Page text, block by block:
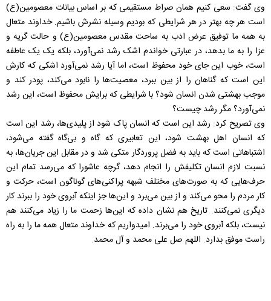
وی گفت: سعی کنیم همان صراط مستقیمی که بر اساس بیانات معصومین(ع)
است هر چه بهتر در هر شرایطی که بودیم وسیله نشرش باشیم. خداوند متعال
به همه ما توفیق عرض ادب به ساحت مقدس معصومین(ع) و حالت گریه و
عزا را به ما بدهد، در عبارتی خواندم اشک رشد نمی‌آورد، بلکه یک یک عاطفه
است، خوب این جای خود محفوظ است، اما آیا رشد نمی‌آورد اشکی که کارش
این است که گناهان را از بین ببرد، معصیت‌ها را نابود می‌کند، پودر کند و
موجب بهشتی شدن انسان شود؟ با شرایطی که برایش محفوظ است، این رشد
نمی‌آورد؟ مگر رشد چیست؟
وی تصریح کرد: رشد این است که انسان پاک شود از پلیدی‌ها، رشد این است
که انسان اهل بهشت شود، این تعابیری که گاه و بی‌گاه گفته می‌شود،
اشتباهاتی است که باید به فضل پروردگار متکی شد و در مقابل این جریان‌ها، به
نسبت لازم انسان تکلیفش را انجام دهد، گرچه عاشورا که می‌رسد تمام این
حرف‌هایی که به صورت‌های مختلف شبهه پراکنی‌های گوناگون است، حرکت و
کار مردم را محو می‌کند و از بین می‌برد و این‌ها جز اینکه آبروی خود را ببرند کار
دیگری نمی‌کنند. تاریخ هم نشان داده که این‌ها زحمت ما را زیاد می‌کنند هم
نیست، بلکه آبروی خود را می‌برند. امیدواریم که خداوند متعال همه ما را به راه
راست موفق بدارد. اللهم صل علی محمد و آل محمد.